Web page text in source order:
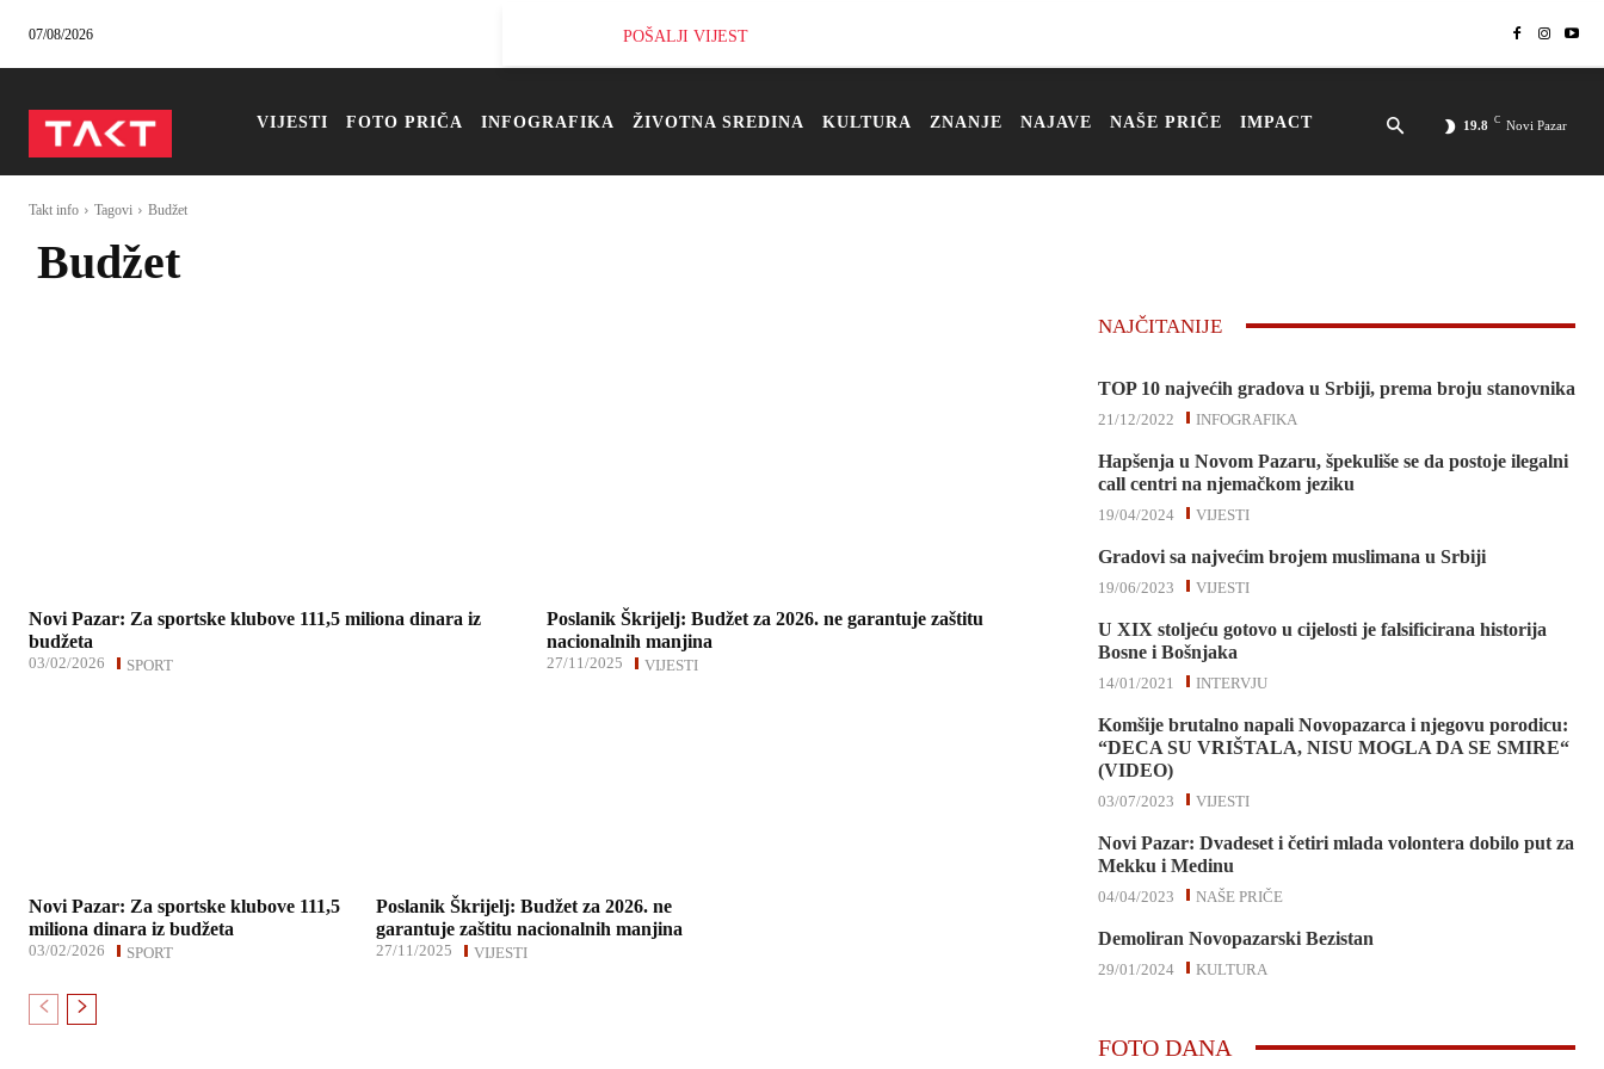
07/08/2026 POŠALJI VIJEST
VIJESTI FOTO PRIČA INFOGRAFIKA ŽIVOTNA SREDINA KULTURA ZNANJE NAJAVE NAŠE PRIČE IMPACT 19.8 C Novi Pazar
Takt info Tagovi Budžet
Budžet
Novi Pazar: Za sportske klubove 111,5 miliona dinara iz
budžeta
SPORT
03/02/2026
Poslanik Škrijelj: Budžet za 2026. ne garantuje zaštitu
nacionalnih manjina
VIJESTI
27/11/2025
Novi Pazar: Za sportske klubove 111,5
miliona dinara iz budžeta
SPORT
03/02/2026
Poslanik Škrijelj: Budžet za 2026. ne
garantuje zaštitu nacionalnih manjina
VIJESTI
27/11/2025
NAJČITANIJE
TOP 10 najvećih gradova u Srbiji, prema broju stanovnika
INFOGRAFIKA
21/12/2022
Hapšenja u Novom Pazaru, špekuliše se da postoje ilegalni
call centri na njemačkom jeziku
VIJESTI
19/04/2024
Gradovi sa najvećim brojem muslimana u Srbiji
VIJESTI
19/06/2023
U XIX stoljeću gotovo u cijelosti je falsificirana historija
Bosne i Bošnjaka
INTERVJU
14/01/2021
Komšije brutalno napali Novopazarca i njegovu porodicu:
“DECA SU VRIŠTALA, NISU MOGLA DA SE SMIRE“
(VIDEO)
VIJESTI
03/07/2023
Novi Pazar: Dvadeset i četiri mlada volontera dobilo put za
Mekku i Medinu
NAŠE PRIČE
04/04/2023
Demoliran Novopazarski Bezistan
KULTURA
29/01/2024
FOTO DANA